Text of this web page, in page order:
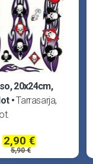
20x24cm,
Tarrasarja,
2,90 €
5,90 €